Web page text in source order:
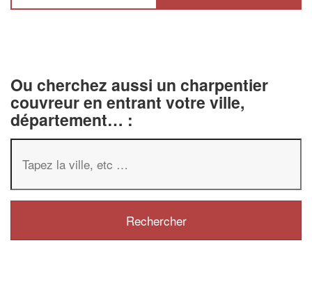
Ou cherchez aussi un charpentier
couvreur en entrant votre ville,
département… :